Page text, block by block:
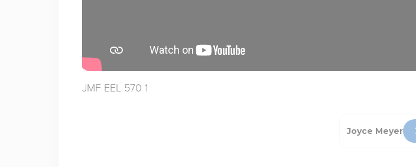
JMF EEL 570 1
Joyce Meyer